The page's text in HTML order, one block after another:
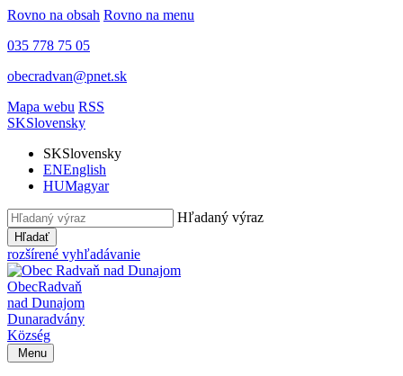
Rovno na obsah Rovno na menu
035 778 75 05
obecradvan@pnet.sk
Mapa webu RSS
SKSlovensky
SKSlovensky
ENEnglish
HUMagyar
Hľadaný výraz
Hľadať
rozšírené vyhľadávanie
ObecRadvaň
nad Dunajom
Dunaradvány
Község
Menu